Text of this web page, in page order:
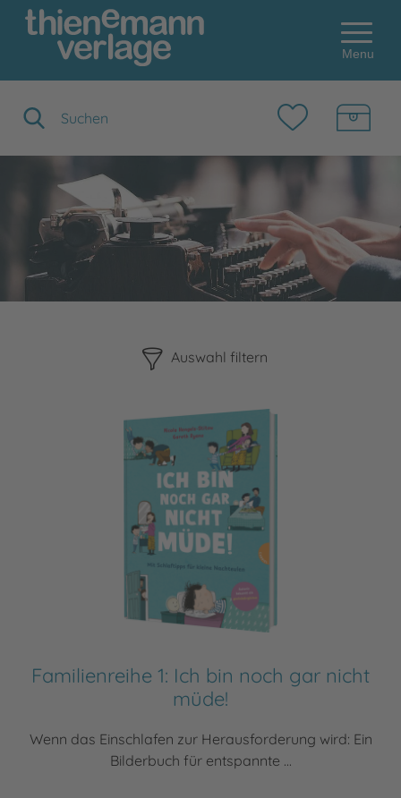
Menu
Auswahl filtern
Familienreihe 1: Ich bin noch gar nicht
müde!
Wenn das Einschlafen zur Herausforderung wird: Ein
Bilderbuch für entspannte ...